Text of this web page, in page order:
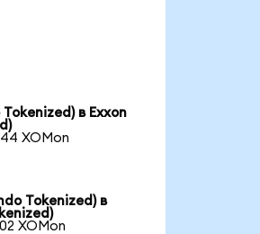
в Exxon
XOMon
Tokenized) в
XOMon